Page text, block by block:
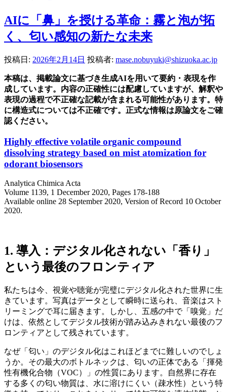
AIに「鼻」を授ける革命：霧と泡が拓
く、匂い感知の新たな未来
投稿日: 2026年2月14日 投稿者: mase.nobuyuki@shizuoka.ac.jp
本稿は、掲載論文に基づき生成AIを用いて要約・表現を作
成しています。内容の正確性には配慮していますが、解釈や
表現の過程で不正確な記載が含まれる可能性があります。特
に構造式については不正確です。正式な情報は原論文をご確
認ください。
Highly effective volatile organic compound
dissolving strategy based on mist atomization for
odorant biosensors
Analytica Chimica Acta
Volume 1139, 1 December 2020, Pages 178-188
Available online 28 September 2020, Version of Record 10 October
2020.
1. 導入：デジタル化されない「香り」
という最後のフロンティア
私たちは今、視覚や聴覚が完璧にデジタル化された世界に生
きています。写真はデータとして瞬時に送られ、音楽はスト
リーミングで耳に届きます。しかし、五感の中で「嗅覚」だ
けは、依然としてデジタル技術が踏み込みきれない最後のフ
ロンティアとして残されています。
なぜ「匂い」のデジタル化はこれほどまでに難しいのでしょ
うか。その最大のボトルネックは、匂いの正体である「揮発
性有機化合物（VOC）」の性質にあります。自然界に存在
する多くの匂い物質は、水に溶けにくい（疎水性）という特